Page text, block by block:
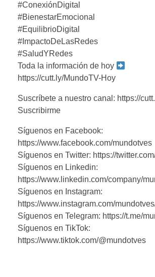
#ConexiónDigital
#BienestarEmocional
#EquilibrioDigital
#ImpactoDeLasRedes
#SaludYRedes
Toda la información de hoy
https://cutt.ly/MundoTV-Hoy
Suscríbete a nuestro canal: https://
Suscribirme
Síguenos en Facebook:
https://www.facebook.com/mundotves
Síguenos en Twitter: https://
Síguenos en Linkedin:
https://www.linkedin.com/company/
Síguenos en Instagram:
https://www.instagram.com/
Síguenos en Telegram: https://t.me/
Síguenos en TikTok:
https://www.tiktok.com/@mundotves